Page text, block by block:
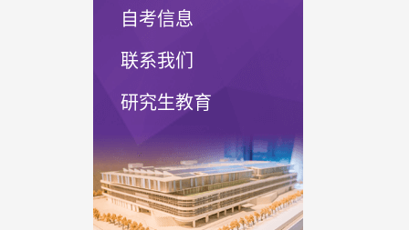
自考信息
联系我们
研究生教育